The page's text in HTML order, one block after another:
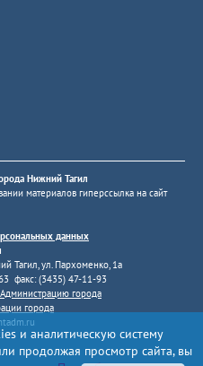
Нижний Тагил
материалов гиперссылка на сайт
данных
Тагил, ул. Пархоменко, 1а
факс: (3435) 47-11-93
города
города
и аналитическую систему
продолжая просмотр сайта, вы